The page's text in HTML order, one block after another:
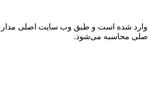
شده است و طبق وب سایت اصلی